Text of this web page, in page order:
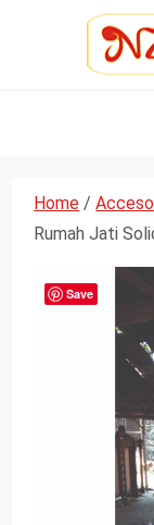
Home /
Rumah Jati
Save